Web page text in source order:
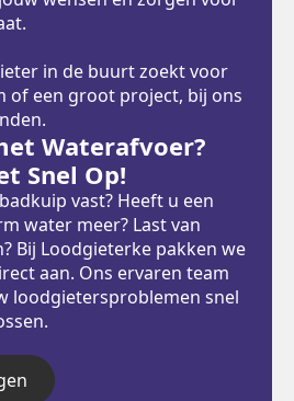
in de buurt zoekt voor
of een groot project, bij ons
Waterafvoer?
Snel Op!
vast? Heeft u een
water meer? Last van
Bij Loodgieterke pakken we
aan. Ons ervaren team
loodgietersproblemen snel